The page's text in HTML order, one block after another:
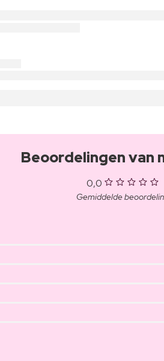
Beoordelingen van
0,0
Gemiddelde